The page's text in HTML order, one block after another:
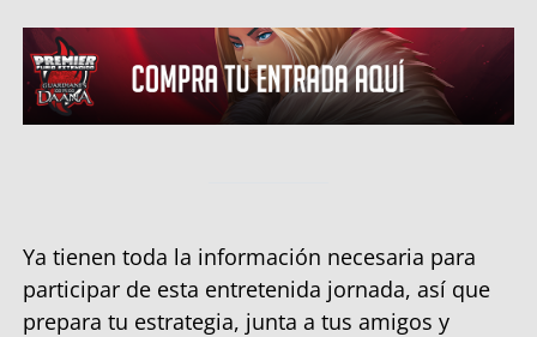
Ya tienen toda la información necesaria para
participar de esta entretenida jornada, así que
prepara tu estrategia, junta a tus amigos y